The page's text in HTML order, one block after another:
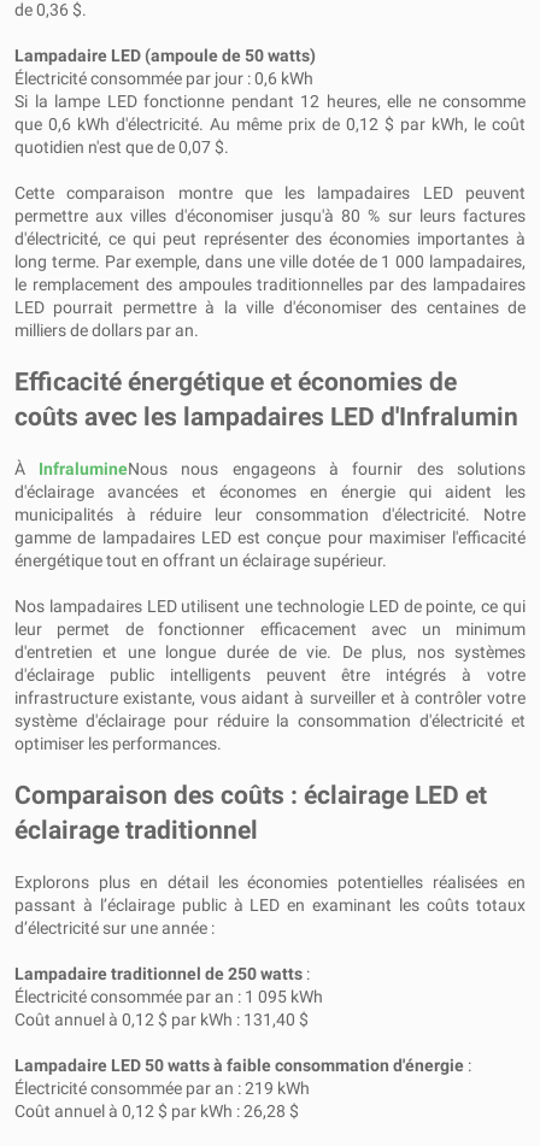
de 0,36 $.
Lampadaire LED (ampoule de 50 watts)
Électricité consommée par jour : 0,6 kWh
Si la lampe LED fonctionne pendant 12 heures, elle ne consomme
que 0,6 kWh d'électricité. Au même prix de 0,12 $ par kWh, le coût
quotidien n'est que de 0,07 $.
Cette comparaison montre que les lampadaires LED peuvent
permettre aux villes d'économiser jusqu'à 80 % sur leurs factures
d'électricité, ce qui peut représenter des économies importantes à
long terme. Par exemple, dans une ville dotée de 1 000 lampadaires,
le remplacement des ampoules traditionnelles par des lampadaires
LED pourrait permettre à la ville d'économiser des centaines de
milliers de dollars par an.
Efficacité énergétique et économies de
coûts avec les lampadaires LED d'Infralumin
À InfralumineNous nous engageons à fournir des solutions
d'éclairage avancées et économes en énergie qui aident les
municipalités à réduire leur consommation d'électricité. Notre
gamme de lampadaires LED est conçue pour maximiser l'efficacité
énergétique tout en offrant un éclairage supérieur.
Nos lampadaires LED utilisent une technologie LED de pointe, ce qui
leur permet de fonctionner efficacement avec un minimum
d'entretien et une longue durée de vie. De plus, nos systèmes
d'éclairage public intelligents peuvent être intégrés à votre
infrastructure existante, vous aidant à surveiller et à contrôler votre
système d'éclairage pour réduire la consommation d'électricité et
optimiser les performances.
Comparaison des coûts : éclairage LED et
éclairage traditionnel
Explorons plus en détail les économies potentielles réalisées en
passant à l’éclairage public à LED en examinant les coûts totaux
d’électricité sur une année :
Lampadaire traditionnel de 250 watts :
Électricité consommée par an : 1 095 kWh
Coût annuel à 0,12 $ par kWh : 131,40 $
Lampadaire LED 50 watts à faible consommation d'énergie :
Électricité consommée par an : 219 kWh
Coût annuel à 0,12 $ par kWh : 26,28 $